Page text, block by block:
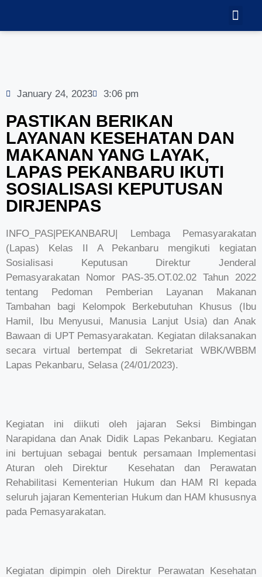
January 24, 2023 3:06 pm
PASTIKAN BERIKAN
LAYANAN KESEHATAN DAN
MAKANAN YANG LAYAK,
LAPAS PEKANBARU IKUTI
SOSIALISASI KEPUTUSAN
DIRJENPAS
INFO_PAS|PEKANBARU| Lembaga Pemasyarakatan
(Lapas) Kelas II A Pekanbaru mengikuti kegiatan
Sosialisasi Keputusan Direktur Jenderal
Pemasyarakatan Nomor PAS-35.OT.02.02 Tahun 2022
tentang Pedoman Pemberian Layanan Makanan
Tambahan bagi Kelompok Berkebutuhan Khusus (Ibu
Hamil, Ibu Menyusui, Manusia Lanjut Usia) dan Anak
Bawaan di UPT Pemasyarakatan. Kegiatan dilaksanakan
secara virtual bertempat di Sekretariat WBK/WBBM
Lapas Pekanbaru, Selasa (24/01/2023).
Kegiatan ini diikuti oleh jajaran Seksi Bimbingan
Narapidana dan Anak Didik Lapas Pekanbaru. Kegiatan
ini bertujuan sebagai bentuk persamaan Implementasi
Aturan oleh Direktur Kesehatan dan Perawatan
Rehabilitasi Kementerian Hukum dan HAM RI kepada
seluruh jajaran Kementerian Hukum dan HAM khususnya
pada Pemasyarakatan.
Kegiatan dipimpin oleh Direktur Perawatan Kesehatan